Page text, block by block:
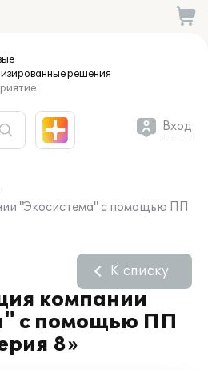
решения
Вход
"Экосистема" с помощью ПП
компании
с помощью ПП
8»
К списку